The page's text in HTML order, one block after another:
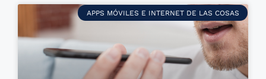
APPS MÓVILES E INTERNET DE LAS COSAS